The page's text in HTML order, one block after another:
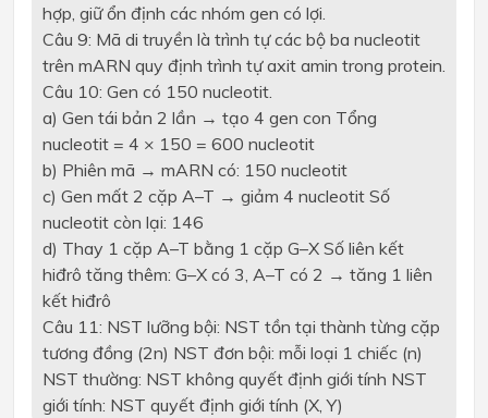
hợp, giữ ổn định các nhóm gen có lợi.
Câu 9: Mã di truyền là trình tự các bộ ba nucleotit
trên mARN quy định trình tự axit amin trong protein.
Câu 10: Gen có 150 nucleotit.
a) Gen tái bản 2 lần → tạo 4 gen con Tổng
nucleotit = 4 × 150 = 600 nucleotit
b) Phiên mã → mARN có: 150 nucleotit
c) Gen mất 2 cặp A–T → giảm 4 nucleotit Số
nucleotit còn lại: 146
d) Thay 1 cặp A–T bằng 1 cặp G–X Số liên kết
hiđrô tăng thêm: G–X có 3, A–T có 2 → tăng 1 liên
kết hiđrô
Câu 11: NST lưỡng bội: NST tồn tại thành từng cặp
tương đồng (2n) NST đơn bội: mỗi loại 1 chiếc (n)
NST thường: NST không quyết định giới tính NST
giới tính: NST quyết định giới tính (X, Y)